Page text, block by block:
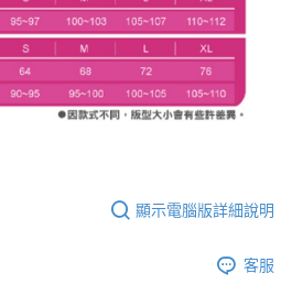
顯示電腦版詳細說明
客服